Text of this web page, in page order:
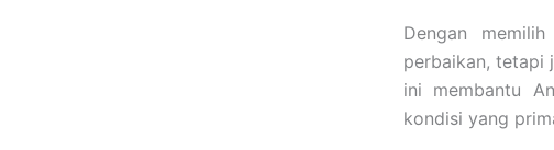
Dengan
perbaikan, tetapi
ini membantu
kondisi yang